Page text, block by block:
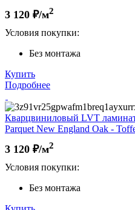
3 120 ₽/м2
Условия покупки:
Без монтажа
Купить
Подробнее
Кварцвиниловый LVT
Parquet New England Oak -
3 120 ₽/м2
Условия покупки:
Без монтажа